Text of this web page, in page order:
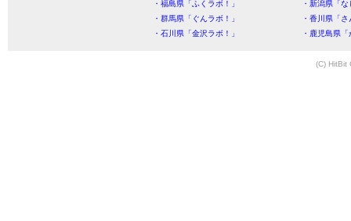
・福島県「ふくラボ！」
・新潟県「
・群馬県「ぐんラボ！」
・香川県「
・石川県「金沢ラボ！」
・鹿児島県
(C) HitBit